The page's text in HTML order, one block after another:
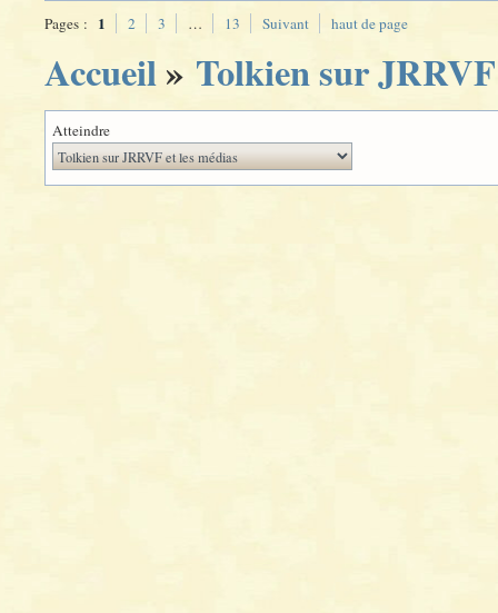
Pages : 1 2 3 … 13 Suivant haut de page
Accueil» Tolkien sur
Atteindre